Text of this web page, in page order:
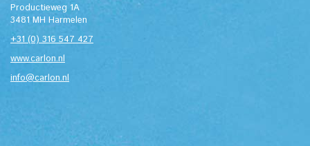
Productieweg 1A
3481 MH Harmelen
+31 (0) 316 547 427
www.carlon.nl
info@carlon.nl